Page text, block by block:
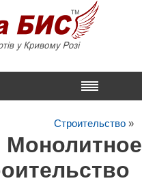
Строительство »
Монолитное